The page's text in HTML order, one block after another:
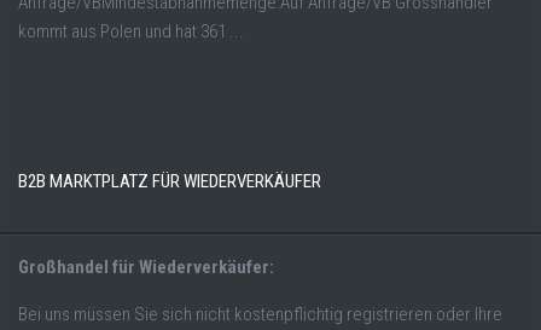
kommt aus Polen und hat 361 ...
B2B MARKTPLATZ FÜR WIEDERVERKÄUFER
Großhandel für Wiederverkäufer:
Bei uns müssen Sie sich nicht kostenpflichtig registrieren oder Ihre